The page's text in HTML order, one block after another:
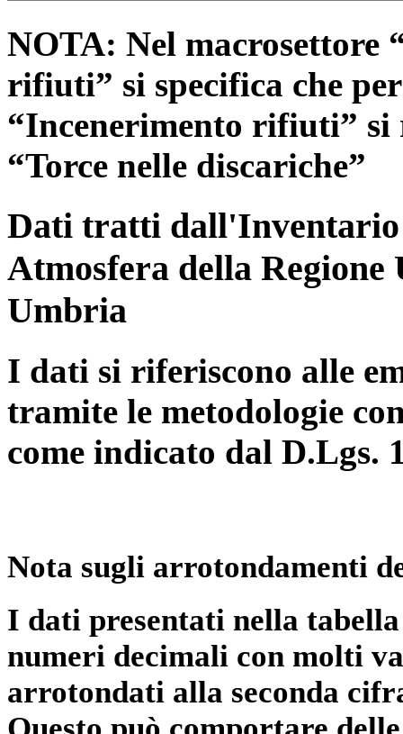
NOTA: Nel macrosettore
rifiuti” si specifica che
“Incenerimento rifiuti”
“Torce nelle discariche”
Dati tratti dall'Inventario
Atmosfera della
Umbria
I dati si riferiscono alle
tramite le metodologie
come indicato dal D.Lgs.
Nota sugli arrotondamenti
I dati presentati nella
numeri decimali con molti
arrotondati alla seconda